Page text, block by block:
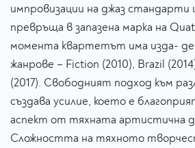
импровизации на джаз стандарти
превръща в запазена марка на
момента квартетът има изда-
жанрове – Fiction (2010), Brazil
(2017). Свободният подход към
създава усилие, което е
аспект от тяхната артистична
Сложността на тяхното